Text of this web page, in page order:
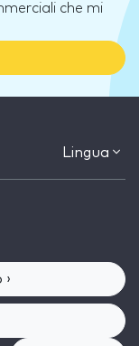
che mi
Lingua